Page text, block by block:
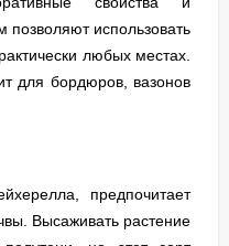
позволяют использовать
любых местах.
для бордюров, вазонов
предпочитает
Высаживать растение